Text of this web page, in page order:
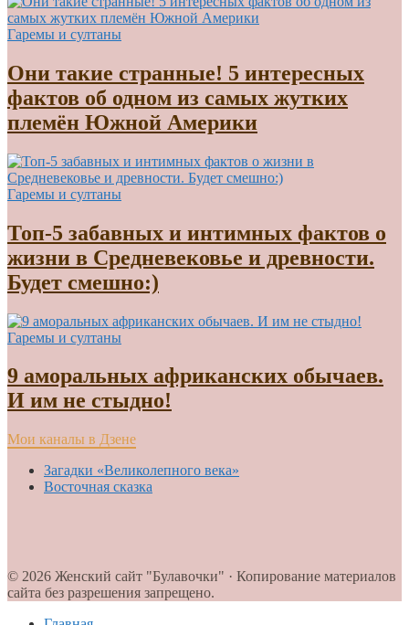
Гаремы и султаны
Они такие странные! 5 интересных
фактов об одном из самых жутких
племён Южной Америки
Гаремы и султаны
Топ-5 забавных и интимных фактов о
жизни в Средневековье и древности.
Будет смешно:)
Гаремы и султаны
9 аморальных африканских обычаев.
И им не стыдно!
Мои каналы в Дзене
Загадки «Великолепного века»
Восточная сказка
© 2026 Женский сайт "Булавочки" · Копирование материалов
сайта без разрешения запрещено.